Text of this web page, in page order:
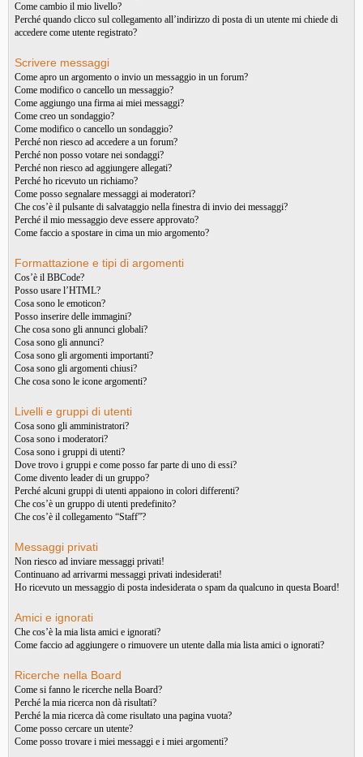
Come cambio il mio livello?
Perché quando clicco sul collegamento all’indirizzo di posta di un utente mi chiede di
accedere come utente registrato?
Scrivere messaggi
Come apro un argomento o invio un messaggio in un forum?
Come modifico o cancello un messaggio?
Come aggiungo una firma ai miei messaggi?
Come creo un sondaggio?
Come modifico o cancello un sondaggio?
Perché non riesco ad accedere a un forum?
Perché non posso votare nei sondaggi?
Perché non riesco ad aggiungere allegati?
Perché ho ricevuto un richiamo?
Come posso segnalare messaggi ai moderatori?
Che cos’è il pulsante di salvataggio nella finestra di invio dei messaggi?
Perché il mio messaggio deve essere approvato?
Come faccio a spostare in cima un mio argomento?
Formattazione e tipi di argomenti
Cos’è il BBCode?
Posso usare l’HTML?
Cosa sono le emoticon?
Posso inserire delle immagini?
Che cosa sono gli annunci globali?
Cosa sono gli annunci?
Cosa sono gli argomenti importanti?
Cosa sono gli argomenti chiusi?
Che cosa sono le icone argomenti?
Livelli e gruppi di utenti
Cosa sono gli amministratori?
Cosa sono i moderatori?
Cosa sono i gruppi di utenti?
Dove trovo i gruppi e come posso far parte di uno di essi?
Come divento leader di un gruppo?
Perché alcuni gruppi di utenti appaiono in colori differenti?
Che cos’è un gruppo di utenti predefinito?
Che cos’è il collegamento “Staff”?
Messaggi privati
Non riesco ad inviare messaggi privati!
Continuano ad arrivarmi messaggi privati indesiderati!
Ho ricevuto un messaggio di posta indesiderata o spam da qualcuno in questa Board!
Amici e ignorati
Che cos’è la mia lista amici e ignorati?
Come faccio ad aggiungere o rimuovere un utente dalla mia lista amici o ignorati?
Ricerche nella Board
Come si fanno le ricerche nella Board?
Perché la mia ricerca non dà risultati?
Perché la mia ricerca dà come risultato una pagina vuota?
Come posso cercare un utente?
Come posso trovare i miei messaggi e i miei argomenti?